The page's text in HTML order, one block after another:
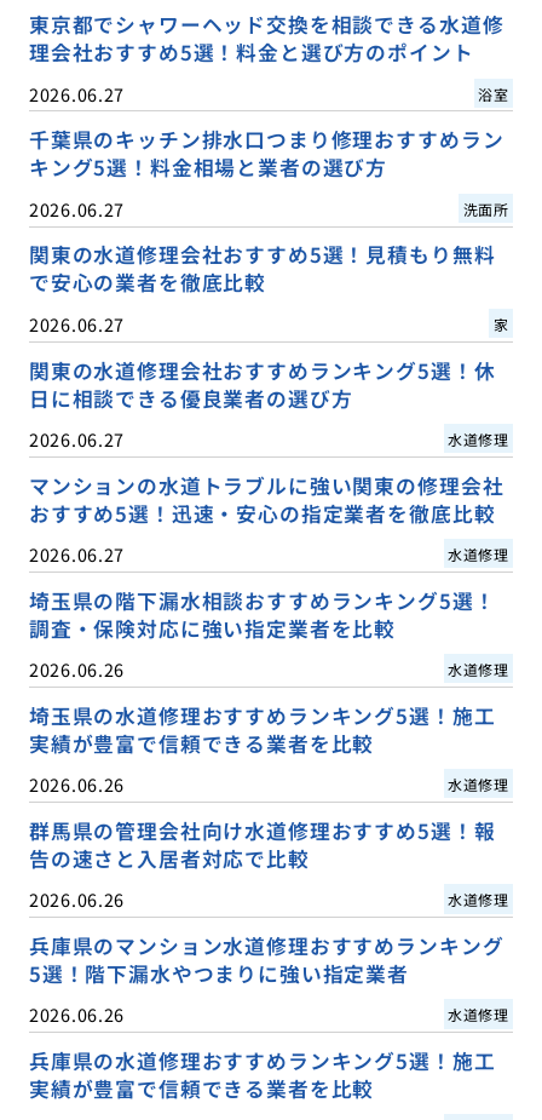
東京都でシャワーヘッド交換を相談できる水道修
理会社おすすめ5選！料金と選び方のポイント
2026.06.27 浴室
千葉県のキッチン排水口つまり修理おすすめラン
キング5選！料金相場と業者の選び方
2026.06.27 洗面所
関東の水道修理会社おすすめ5選！見積もり無料
で安心の業者を徹底比較
2026.06.27 家
関東の水道修理会社おすすめランキング5選！休
日に相談できる優良業者の選び方
2026.06.27 水道修理
マンションの水道トラブルに強い関東の修理会社
おすすめ5選！迅速・安心の指定業者を徹底比較
2026.06.27 水道修理
埼玉県の階下漏水相談おすすめランキング5選！
調査・保険対応に強い指定業者を比較
2026.06.26 水道修理
埼玉県の水道修理おすすめランキング5選！施工
実績が豊富で信頼できる業者を比較
2026.06.26 水道修理
群馬県の管理会社向け水道修理おすすめ5選！報
告の速さと入居者対応で比較
2026.06.26 水道修理
兵庫県のマンション水道修理おすすめランキング
5選！階下漏水やつまりに強い指定業者
2026.06.26 水道修理
兵庫県の水道修理おすすめランキング5選！施工
実績が豊富で信頼できる業者を比較